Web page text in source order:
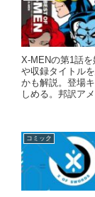
X-MENの第1話
や収録タイトル
かも解説。登場
しめる。邦訳ア
コミック